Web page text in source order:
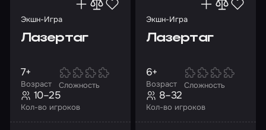
Экшн-Игра
Лазертаг
Возраст
7+
Сложность
Кол-во игроков
10–25
Экшн-Игра
Лазертаг
Возраст
6+
Сложность
Кол-во игроков
8–32